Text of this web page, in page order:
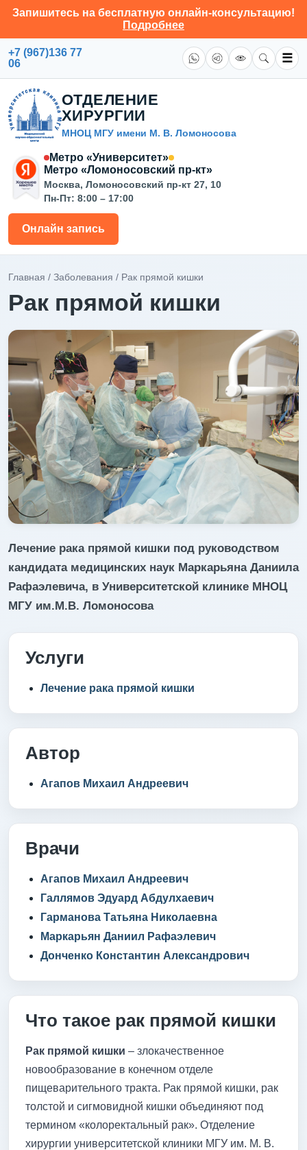
Запишитесь на бесплатную онлайн-консультацию!
Подробнее
+7 (967)136 77
06
☰
ОТДЕЛЕНИЕ
ХИРУРГИИ
МНОЦ МГУ имени М. В. Ломоносова
Метро «Университет»
Метро «Ломоносовский пр-кт»
Москва, Ломоносовский пр-кт 27, 10
Пн-Пт: 8:00 – 17:00
Онлайн запись
Главная / Заболевания / Рак прямой кишки
Рак прямой кишки
Лечение рака прямой кишки под руководством
кандидата медицинских наук Маркарьяна Даниила
Рафаэлевича, в Университетской клинике МНОЦ
МГУ им.М.В. Ломоносова
Услуги
Лечение рака прямой кишки
Автор
Агапов Михаил Андреевич
Врачи
Агапов Михаил Андреевич
Галлямов Эдуард Абдулхаевич
Гарманова Татьяна Николаевна
Маркарьян Даниил Рафаэлевич
Донченко Константин Александрович
Что такое рак прямой кишки
Рак прямой кишки – злокачественное
новообразование в конечном отделе
пищеварительного тракта. Рак прямой кишки, рак
толстой и сигмовидной кишки объединяют под
термином «колоректальный рак». Отделение
хирургии университетской клиники МГУ им. М. В.